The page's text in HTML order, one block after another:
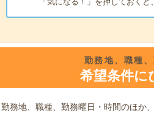
勤務地、職種
希望条件に
勤務地、職種、勤務曜日・時間のほか、